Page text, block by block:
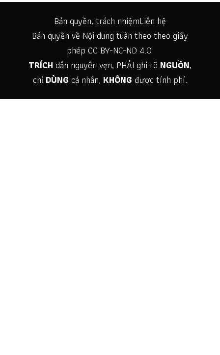
Bản quyền, trách nhiệmLiên hệ
Bản quyền về Nội dung tuân theo theo giấy
phép CC BY-NC-ND 4.0.
TRÍCH dẫn nguyên vẹn, PHẢI ghi rõ NGUỒN,
chỉ DÙNG cá nhân, KHÔNG được tính phí.